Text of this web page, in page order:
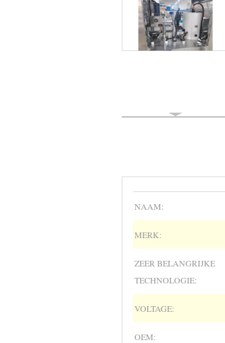
NAAM:
MERK:
ZEER BELANGRIJKE
TECHNOLOGIE:
VOLTAGE:
OEM: